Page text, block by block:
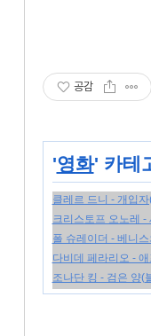
공감
'영화' 카테
클레르 드니 - 개입
크리스토프 오노레
폴 슈레이더 - 베니
다비데 페라리오 -
조나단 킹 - 검은 양(